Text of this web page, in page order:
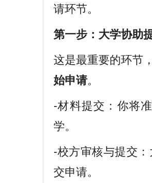
请环节。
第一步：大学协助
这是最重要的环节
始申请。
-材料提交：你将
学。
-校方审核与提交
交申请。